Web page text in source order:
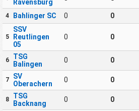
Ravensburg
4 Bahlinger SC 0 0
5
SSV
Reutlingen
05
0 0
6
TSG
Balingen
0 0
7
SV
Oberachern
0 0
8
TSG
Backnang
0 0